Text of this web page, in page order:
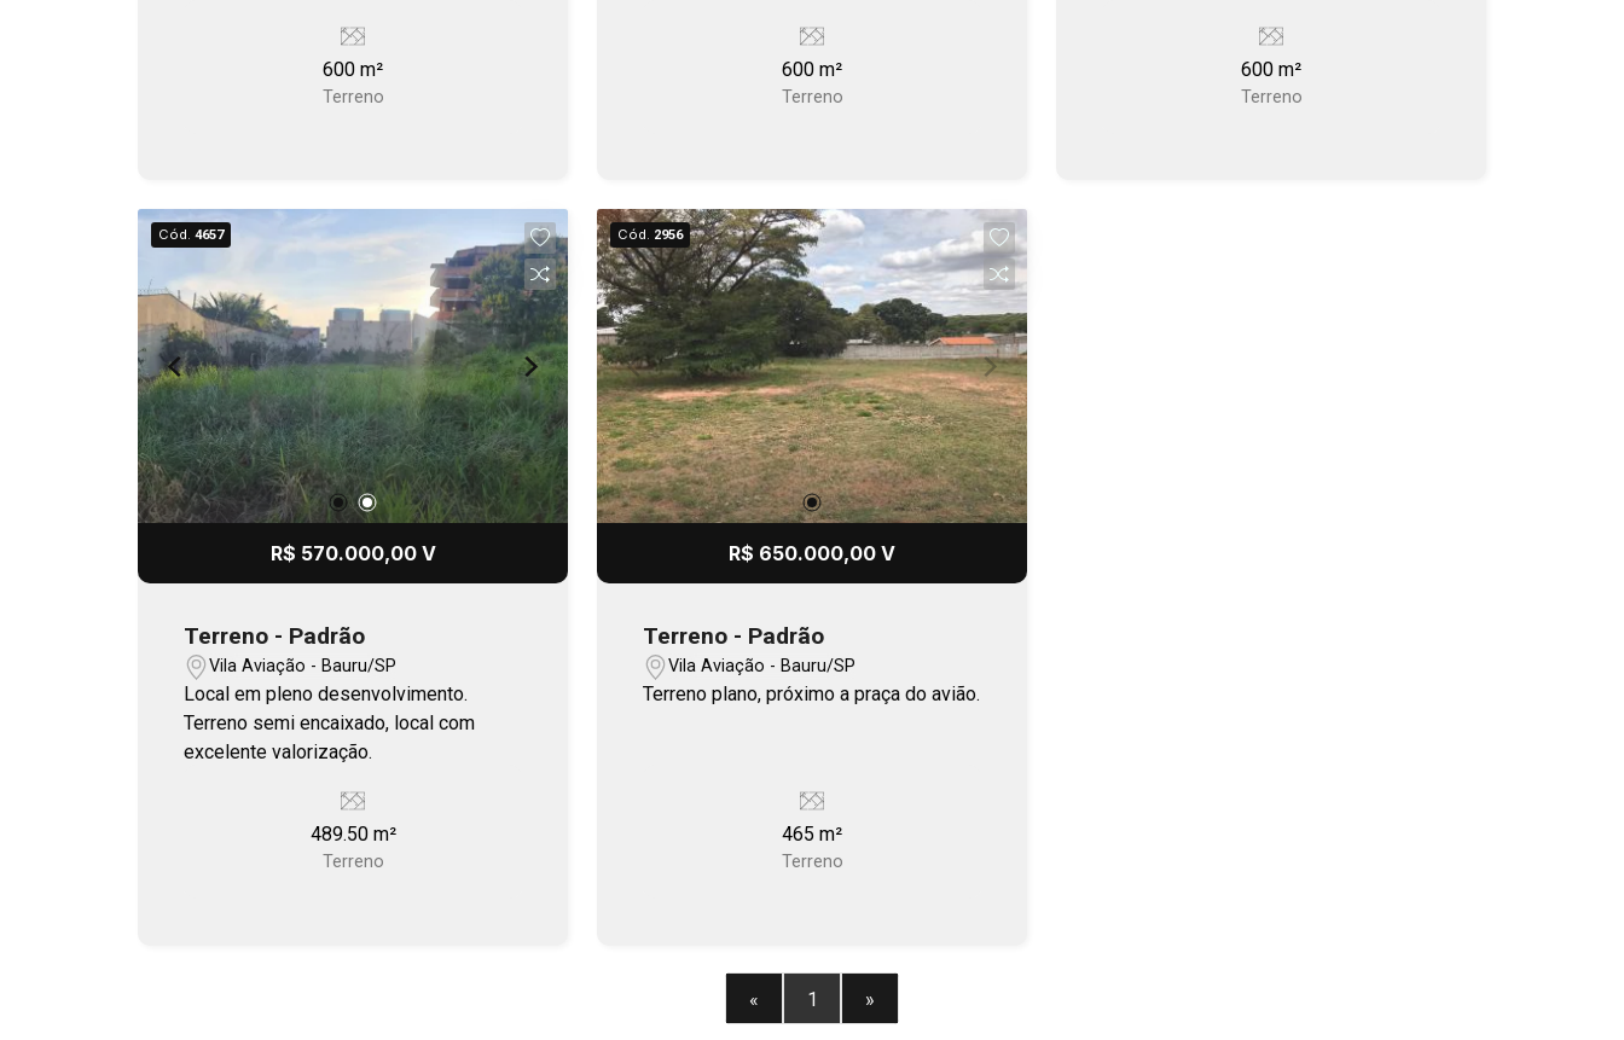
600 m²
Terreno
600 m²
Terreno
600 m²
Terreno
Cód. 4657
R$ 570.000,00 V
Terreno - Padrão
Vila Aviação - Bauru/SP
Local em pleno desenvolvimento.
Terreno semi encaixado, local com
excelente valorização.
489.50 m²
Terreno
Cód. 2956
R$ 650.000,00 V
Terreno - Padrão
Vila Aviação - Bauru/SP
Terreno plano, próximo a praça do avião.
465 m²
Terreno
« 1 »